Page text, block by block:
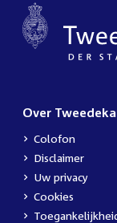
Over
Colofon
Disclaimer
Uw privacy
Cookies